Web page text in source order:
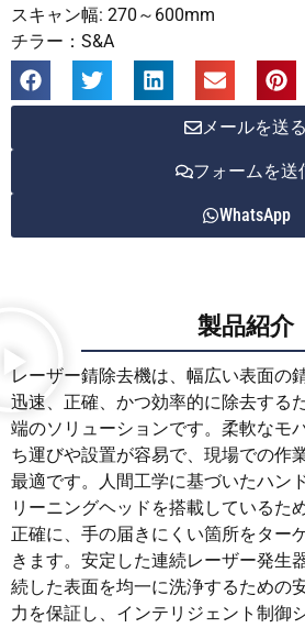
スキャン幅: 270～600mm
チラー：S&A
メールを送る
フォームを送
WhatsApp
製品紹介
レーザー錆除去機は、幅広い表面の
迅速、正確、かつ効率的に除去する
端のソリューションです。柔軟なモ
ち運びや設置が容易で、現場での作
最適です。人間工学に基づいたハン
リーニングヘッドを搭載しているた
正確に、手の届きにくい箇所をター
きます。安定した連続レーザー発生
続した表面を均一に洗浄するための
力を保証し、インテリジェント制御